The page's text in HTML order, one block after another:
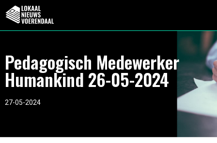
Pedagogisch Medewerker
Humankind 26-05-2024
27-05-2024